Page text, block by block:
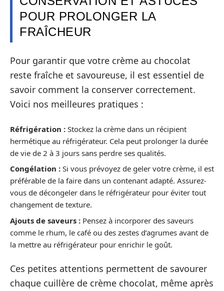
POUR PROLONGER LA
FRAÎCHEUR
Pour garantir que votre crème au chocolat
reste fraîche et savoureuse, il est essentiel de
savoir comment la conserver correctement.
Voici nos meilleures pratiques :
Réfrigération : Stockez la crème dans un récipient
hermétique au réfrigérateur. Cela peut prolonger la durée
de vie de 2 à 3 jours sans perdre ses qualités.
Congélation : Si vous prévoyez de geler votre crème, il est
préférable de la faire dans un contenant adapté. Assurez-
vous de décongeler dans le réfrigérateur pour éviter tout
changement de texture.
Ajouts de saveurs : Pensez à incorporer des saveurs
comme le rhum, le café ou des zestes d’agrumes avant de
la mettre au réfrigérateur pour enrichir le goût.
Ces petites attentions permettent de savourer
chaque cuillère de crème chocolat, même après